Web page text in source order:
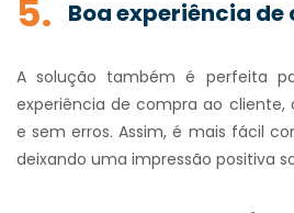
5. Boa experiência
A solução também é perfeita
experiência de compra ao cliente,
e sem erros. Assim, é mais fácil
deixando uma impressão positiva